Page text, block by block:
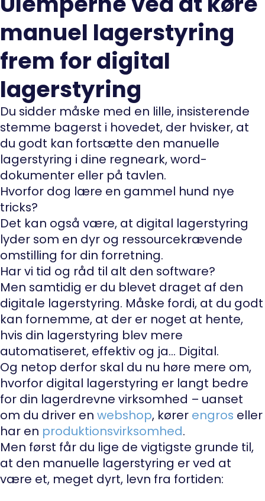
manuel lagerstyring
frem for digital
lagerstyring
Du sidder måske med en lille, insisterende
stemme bagerst i hovedet, der hvisker, at
du godt kan fortsætte den manuelle
lagerstyring i dine regneark, word-
dokumenter eller på tavlen.
Hvorfor dog lære en gammel hund nye
tricks?
Det kan også være, at digital lagerstyring
lyder som en dyr og ressourcekrævende
omstilling for din forretning.
Har vi tid og råd til alt den software?
Men samtidig er du blevet draget af den
digitale lagerstyring. Måske fordi, at du godt
kan fornemme, at der er noget at hente,
hvis din lagerstyring blev mere
automatiseret, effektiv og ja… Digital.
Og netop derfor skal du nu høre mere om,
hvorfor digital lagerstyring er langt bedre
for din lagerdrevne virksomhed – uanset
om du driver en webshop, kører engros eller
har en produktionsvirksomhed.
Men først får du lige de vigtigste grunde til,
at den manuelle lagerstyring er ved at
være et, meget dyrt, levn fra fortiden: